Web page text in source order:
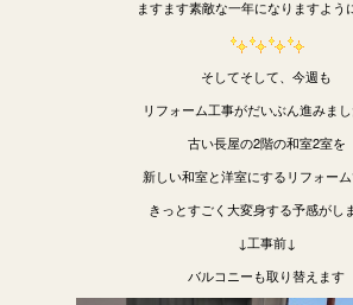
ますます素敵な一年になりますよう
そしてそして、今週も
リフォーム工事がだいぶん進みま
古い長屋の2階の和室2室を
新しい和室と洋室にするリフォーム
きっとすごく大変身する予感がしま
↓工事前↓
バルコニーも取り替えます